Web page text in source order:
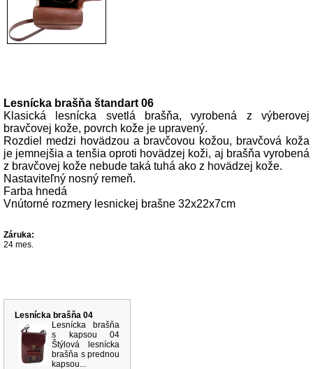
Lesnícka brašňa štandart 06
Klasická lesnícka svetlá brašňa, vyrobená z výberovej
bravčovej kože, povrch kože je upravený.
Rozdiel medzi hovädzou a bravčovou kožou, bravčová koža
je jemnejšia a tenšia oproti hovädzej koži, aj brašňa vyrobená
z bravčovej kože nebude taká tuhá ako z hovädzej kože.
Nastaviteľný nosný remeň.
Farba hnedá
Vnútorné rozmery lesnickej brašne 32x22x7cm
Záruka:
24 mes.
Lesnícka brašňa 04
Lesnícka brašňa
s kapsou 04
Štýlová lesnícka
brašňa s prednou
kapsou...